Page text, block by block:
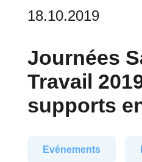
18.10.2019
Journées
Travail
supports
Evénements